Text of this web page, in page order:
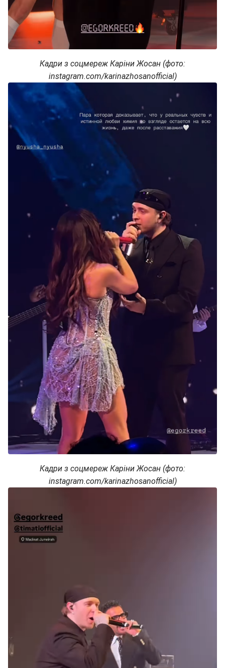
Кадри з соцмереж Каріни Жосан (фото:
instagram.com/karinazhosanofficial)
Кадри з соцмереж Каріни Жосан (фото:
instagram.com/karinazhosanofficial)